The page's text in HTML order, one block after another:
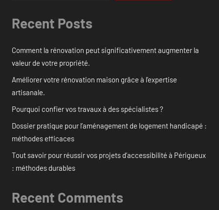
Recent Posts
Comment la rénovation peut significativement augmenter la
valeur de votre propriété.
Améliorer votre rénovation maison grâce à l’expertise
artisanale.
Pourquoi confier vos travaux à des spécialistes ?
Dossier pratique pour l’aménagement de logement handicapé :
méthodes efficaces
Tout savoir pour réussir vos projets d’accessibilité à Périgueux
: méthodes durables
Recent Comments